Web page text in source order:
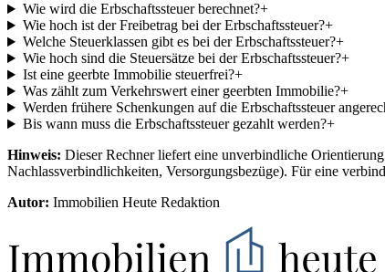
Wie wird die Erbschaftssteuer berechnet?+
Wie hoch ist der Freibetrag bei der Erbschaftssteuer?+
Welche Steuerklassen gibt es bei der Erbschaftssteuer?+
Wie hoch sind die Steuersätze bei der Erbschaftssteuer?+
Ist eine geerbte Immobilie steuerfrei?+
Was zählt zum Verkehrswert einer geerbten Immobilie?+
Werden frühere Schenkungen auf die Erbschaftssteuer
Bis wann muss die Erbschaftssteuer gezahlt werden?+
Hinweis: Dieser Rechner liefert eine unverbindliche
Nachlassverbindlichkeiten, Versorgungsbezüge). Für eine
Autor: Immobilien Heute Redaktion